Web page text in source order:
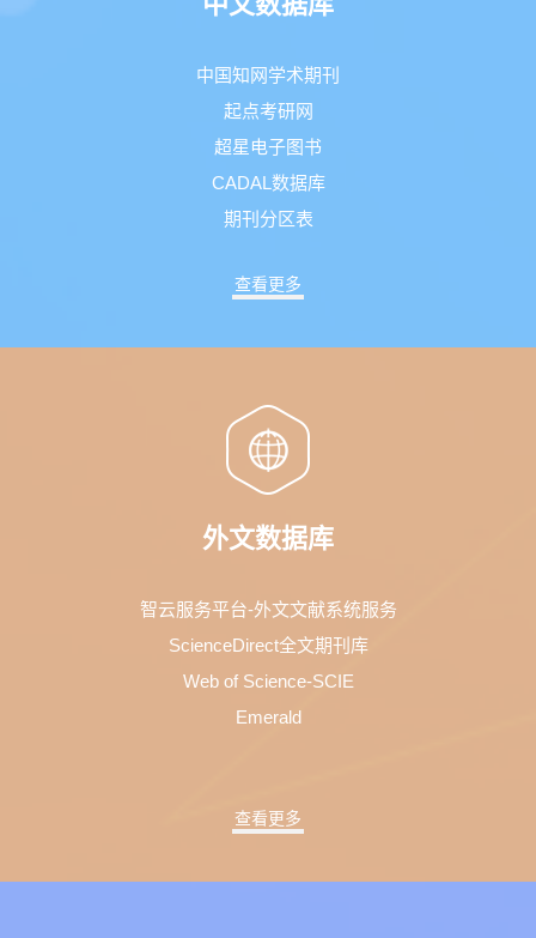
中国知网学术期刊
起点考研网
超星电子图书
CADAL数据库
期刊分区表
查看更多
外文数据库
智云服务平台-外文文献系统服务
ScienceDirect全文期刊库
Web of Science-SCIE
Emerald
查看更多